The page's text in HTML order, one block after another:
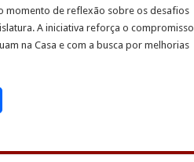
momento de reflexão sobre os desafios
A iniciativa reforça o compromisso
na Casa e com a busca por melhorias
a